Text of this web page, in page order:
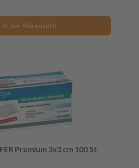
In den Warenkorb
Premium 3x3 cm 100 St